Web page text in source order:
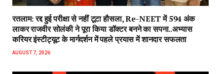
रतलाम: रद्द हुई परीक्षा से नहीं टूटा हौसला, Re-NEET में 594 अंक
लाकर राजवीर सोलंकी ने पूरा किया डॉक्टर बनने का सपना..अभ्यास
करियर इंस्टीट्यूट के मार्गदर्शन में पहले प्रयास में शानदार सफलता
AUGUST 7, 2026